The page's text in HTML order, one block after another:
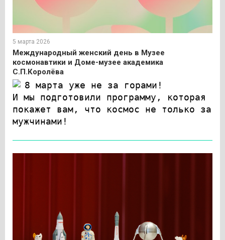
5 марта 2026
Международный женский день в Музее
космонавтики и Доме-музее академика
С.П.Королёва
8 марта уже не за горами!
И мы подготовили программу, которая
покажет вам, что космос не только за
мужчинами!